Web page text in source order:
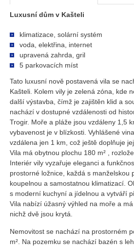
Luxusní dům v Kašteli
klimatizace, solární systém
voda, elektřina, internet
upravená zahrda, gril
5 parkovacích míst
Tato luxusní nově postavená vila se
Kašteli. Kolem vily je zelená zóna, kde
další výstavba, čímž je zajištěn klid a
nachází v dostupné vzdálenosti od
Trogir. Moře a pláže jsou vzdáleny 1,5
vybavenost je v blízkosti. Vyhlášené
vzdálena jen 1 km, což ještě doplňuje
Vila má obytnou plochu 180 m² ,
Interiér vily vyzařuje eleganci a
prostorné ložnice, každá s manželskou
koupelnou a samostatnou klimatizací.
s moderní kuchyní a jídelnou a vytváří
Vila nabízí úžasný výhled na moře a
nichž dvě jsou krytá.
Nemovitost se nachází na prostorném
m². Na pozemku se nachází bazén s